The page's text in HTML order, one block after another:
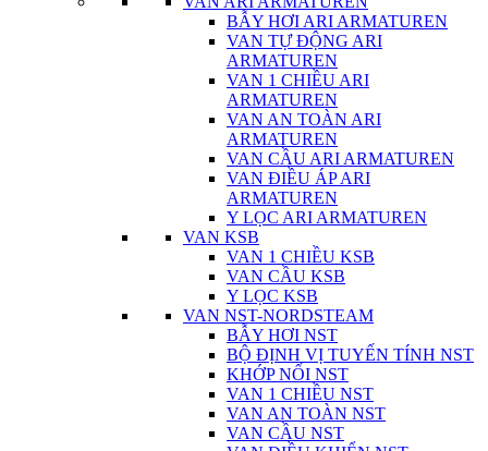
BẪY HƠI ARI ARMATUREN
VAN TỰ ĐỘNG ARI
ARMATUREN
VAN 1 CHIỀU ARI
ARMATUREN
VAN AN TOÀN ARI
ARMATUREN
VAN CẦU ARI ARMATUREN
VAN ĐIỀU ÁP ARI
ARMATUREN
Y LỌC ARI ARMATUREN
VAN KSB
VAN 1 CHIỀU KSB
VAN CẦU KSB
Y LỌC KSB
VAN NST-NORDSTEAM
BẪY HƠI NST
BỘ ĐỊNH VỊ TUYẾN TÍNH NST
KHỚP NỐI NST
VAN 1 CHIỀU NST
VAN AN TOÀN NST
VAN CẦU NST